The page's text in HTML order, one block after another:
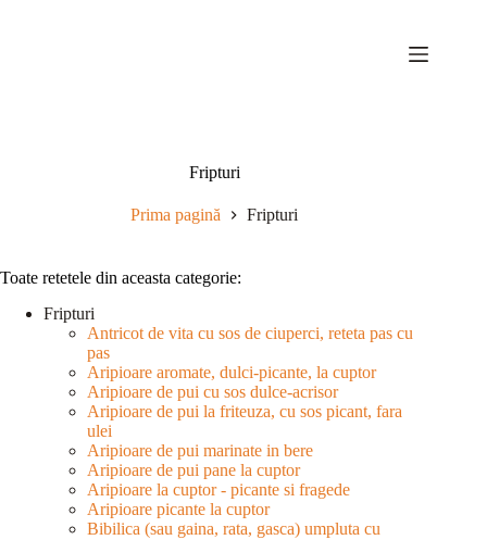
Fripturi
Prima pagină Fripturi
Toate retetele din aceasta categorie:
Fripturi
Antricot de vita cu sos de ciuperci, reteta pas cu
pas
Aripioare aromate, dulci-picante, la cuptor
Aripioare de pui cu sos dulce-acrisor
Aripioare de pui la friteuza, cu sos picant, fara
ulei
Aripioare de pui marinate in bere
Aripioare de pui pane la cuptor
Aripioare la cuptor - picante si fragede
Aripioare picante la cuptor
Bibilica (sau gaina, rata, gasca) umpluta cu